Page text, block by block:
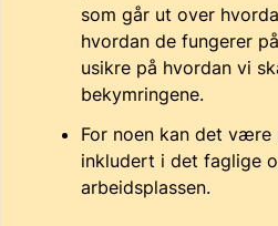
som går ut over
hvordan de fungerer
usikre på hvordan vi
bekymringene.
For noen kan det
inkludert i det faglige
arbeidsplassen.